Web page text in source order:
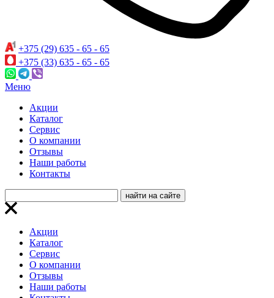
+375 (29) 635 - 65 - 65
+375 (33) 635 - 65 - 65
Меню
Акции
Каталог
Сервис
О компании
Отзывы
Наши работы
Контакты
Акции
Каталог
Сервис
О компании
Отзывы
Наши работы